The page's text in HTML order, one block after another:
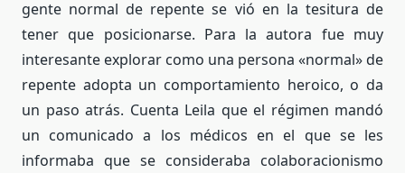
gente normal de repente se vió en la tesitura de
tener que posicionarse. Para la autora fue muy
interesante explorar como una persona «normal» de
repente adopta un comportamiento heroico, o da
un paso atrás. Cuenta Leila que el régimen mandó
un comunicado a los médicos en el que se les
informaba que se consideraba colaboracionismo